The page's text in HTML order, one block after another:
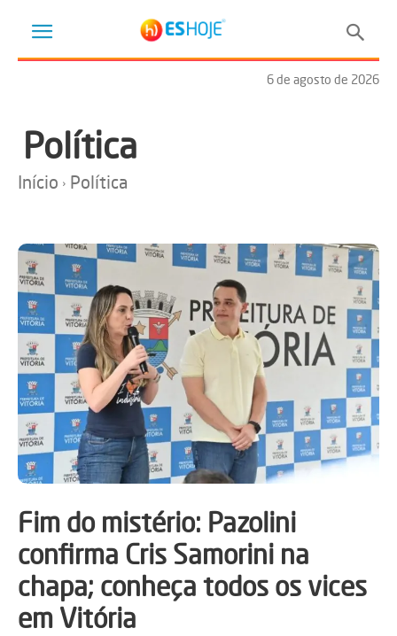
6 de agosto de 2026
Política
Início Política
Fim do mistério: Pazolini
confirma Cris Samorini na
chapa; conheça todos os vices
em Vitória